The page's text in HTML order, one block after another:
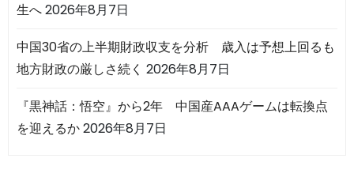
生へ2026年8月7日
中国30省の上半期財政収支を分析 歳入は予想上回るも
地方財政の厳しさ続く 2026年8月7日
『黒神話：悟空』から2年 中国産AAAゲームは転換点
を迎えるか2026年8月7日